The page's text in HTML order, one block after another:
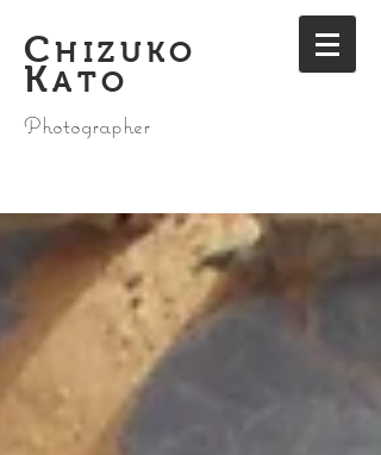
CHIZUKO
KATO
Photographer